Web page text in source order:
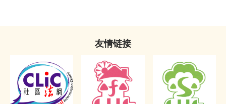
《罪犯自新条例》与感化令
《罪犯自新条例》与性罪行定罪纪录查核计划
友情链接